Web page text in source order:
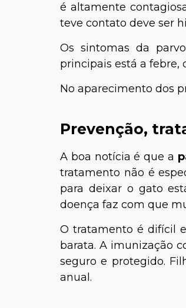
é altamente
teve contato deve ser
Os sintomas da
principais está a febre,
No aparecimento dos
Prevenção,
A boa notícia é que a
tratamento não é
para deixar o gato
doença faz com que
O tratamento é difícil
barata. A imunização
seguro e protegido.
anual.